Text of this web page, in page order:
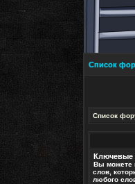
Список
Список
Ключевые
Вы можете
слов,
любого